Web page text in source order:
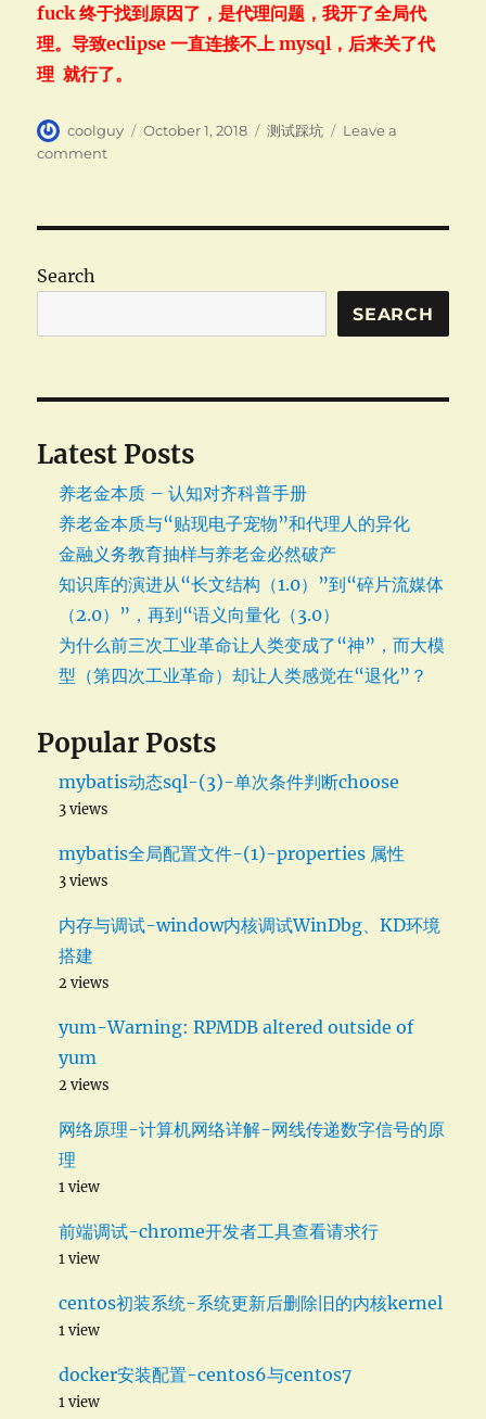
fuck 终于找到原因了，是代理问题，我开了全局代
理。导致eclipse 一直连接不上 mysql，后来关了代
理 就行了。
Author
coolguy
Posted
October 1, 2018 Categories
测试踩坑
Leave a
commenton
单
测
进
sleep
接
数
库
超
时
Search
SEARCH
Latest Posts
养老金本质 – 认知对齐科普手册
养老金本质与“贴现电子宠物”和代理人的异化
金融义务教育抽样与养老金必然破产
知识库的演进从“长文结构（1.0）”到“碎片流媒体
（2.0）”，再到“语义向量化（3.0）
为什么前三次工业革命让人类变成了“神”，而大模
型（第四次工业革命）却让人类感觉在“退化”？
Popular Posts
mybatis动态sql-(3)-单次条件判断choose
3 views
mybatis全局配置文件-(1)-properties 属性
3 views
内存与调试-window内核调试WinDbg、KD环境
搭建
2 views
yum-Warning: RPMDB altered outside of
yum
2 views
网络原理-计算机网络详解-网线传递数字信号的原
理
1 view
前端调试-chrome开发者工具查看请求行
1 view
centos初装系统-系统更新后删除旧的内核kernel
1 view
docker安装配置-centos6与centos7
1 view